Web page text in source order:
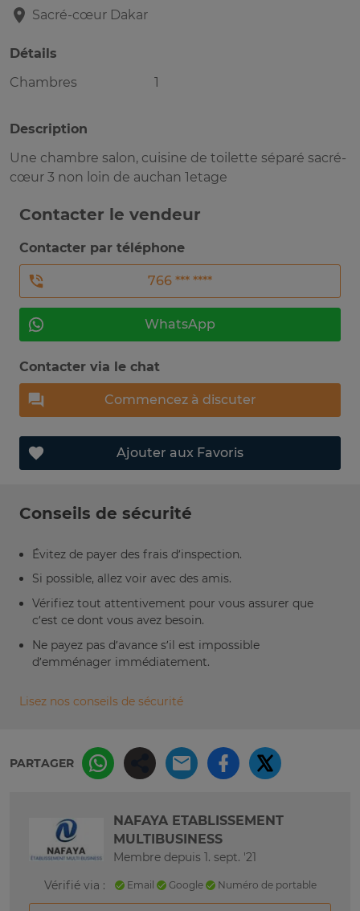
Sacré-cœur Dakar
Détails
Chambres
1
Description
Une chambre salon, cuisine de toilette séparé sacré-
cœur 3 non loin de auchan 1etage
Contacter le vendeur
Contacter par téléphone
766 *** ****
WhatsApp
Contacter via le chat
Commencez à discuter
Ajouter aux Favoris
Conseils de sécurité
Évitez de payer des frais d’inspection.
Si possible, allez voir avec des amis.
Vérifiez tout attentivement pour vous assurer que
c’est ce dont vous avez besoin.
Ne payez pas d’avance s’il est impossible
d’emménager immédiatement.
Lisez nos conseils de sécurité
PARTAGER
NAFAYA ETABLISSEMENT
MULTIBUSINESS
Membre depuis 1. sept. '21
Vérifié via :
Email Google Numéro de portable